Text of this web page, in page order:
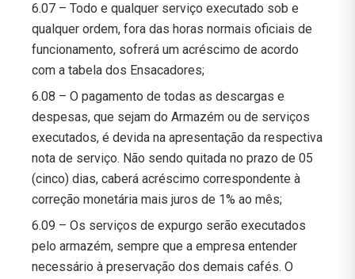
6.07 – Todo e qualquer serviço executado sob e
qualquer ordem, fora das horas normais oficiais de
funcionamento, sofrerá um acréscimo de acordo
com a tabela dos Ensacadores;
6.08 – O pagamento de todas as descargas e
despesas, que sejam do Armazém ou de serviços
executados, é devida na apresentação da respectiva
nota de serviço. Não sendo quitada no prazo de 05
(cinco) dias, caberá acréscimo correspondente à
correção monetária mais juros de 1% ao mês;
6.09 – Os serviços de expurgo serão executados
pelo armazém, sempre que a empresa entender
necessário à preservação dos demais cafés. O